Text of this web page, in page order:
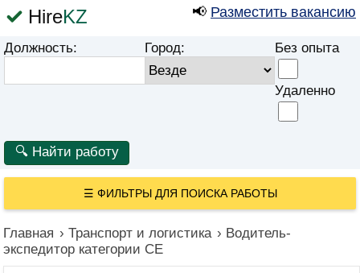
HireKZ 📢 Разместить вакансию
Должность: Город: Без опыта
Удаленно
☰ ФИЛЬТРЫ ДЛЯ ПОИСКА РАБОТЫ
Главная › Транспорт и логистика › Водитель-
экспедитор категории СЕ